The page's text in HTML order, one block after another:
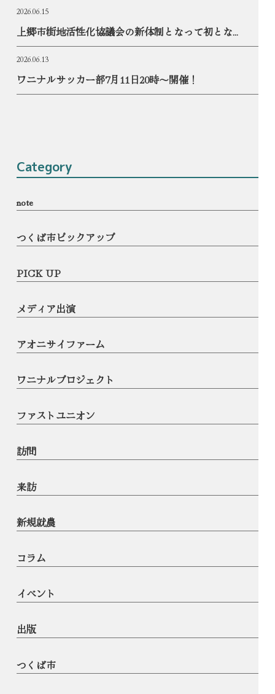
2026.06.15
上郷市街地活性化協議会の新体制となって初とな...
2026.06.13
ワニナルサッカー部7月11日20時〜開催！
Category
note
つくば市ピックアップ
PICK UP
メディア出演
アオニサイファーム
ワニナルプロジェクト
ファストユニオン
訪問
来訪
新規就農
コラム
イベント
出版
つくば市